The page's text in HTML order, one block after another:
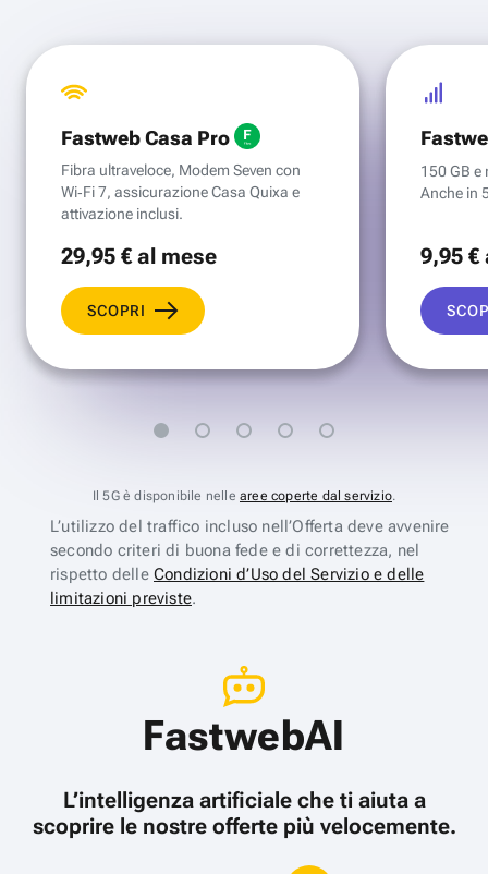
Fastweb Casa Pro
Fibra ultraveloce, Modem Seven con
Wi‑Fi 7, assicurazione Casa Quixa e
attivazione inclusi.
29,95 €al mese
SCOPRI
150 GB e
Anche in
9,95 €
Il 5G è disponibile nelle aree coperte dal servizio.
L’utilizzo del traffico incluso nell’Offerta deve avvenire
secondo criteri di buona fede e di correttezza, nel
rispetto delle Condizioni d’Uso del Servizio e delle
limitazioni previste.
FastwebAI
L’intelligenza artificiale che ti aiuta a
scoprire le nostre offerte più velocemente.